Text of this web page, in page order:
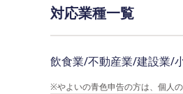
対応業種一覧
飲食業/不動産業/建設業/
※やよいの青色申告の方は、個人